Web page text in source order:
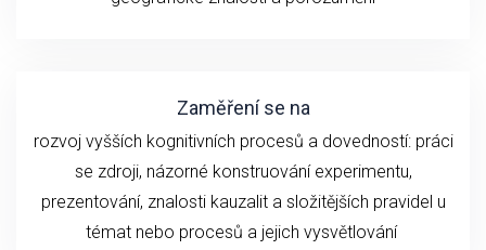
Zaměření se na
rozvoj vyšších kognitivních procesů a dovedností: práci
se zdroji, názorné konstruování experimentu,
prezentování, znalostikauzalit a složitějších pravidel u
témat nebo procesů a jejich vysvětlování